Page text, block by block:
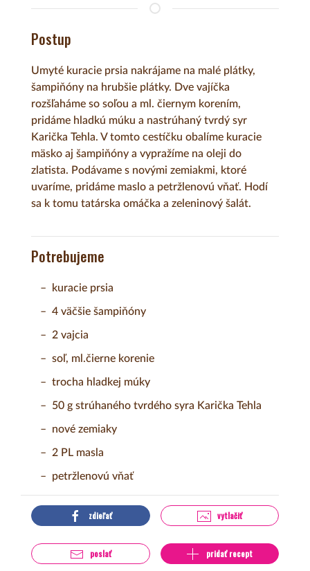
Postup
Umyté kuracie prsia nakrájame na malé plátky,
šampiňóny na hrubšie plátky. Dve vajíčka
rozšľaháme so soľou a ml. čiernym korením,
pridáme hladkú múku a nastrúhaný tvrdý syr
Karička Tehla. V tomto cestíčku obalíme kuracie
mäsko aj šampiňóny a vypražíme na oleji do
zlatista. Podávame s novými zemiakmi, ktoré
uvaríme, pridáme maslo a petržlenovú vňať. Hodí
sa k tomu tatárska omáčka a zeleninový šalát.
Potrebujeme
kuracie prsia
4 väčšie šampiňóny
2 vajcia
soľ, ml.čierne korenie
trocha hladkej múky
50 g strúhaného tvrdého syra Karička Tehla
nové zemiaky
2 PL masla
petržlenovú vňať
zdieľať vytlačiť
poslať pridať recept